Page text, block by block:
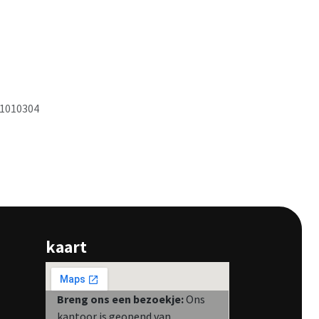
kaart
Breng ons een bezoekje:Ons
kantoor is geopend van